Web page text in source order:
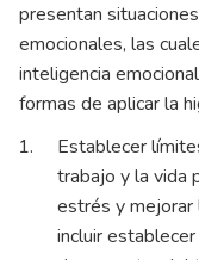
presentan
emocionales, las
inteligencia
formas de aplicar la
Establecer
trabajo y la vida
estrés y mejorar
incluir